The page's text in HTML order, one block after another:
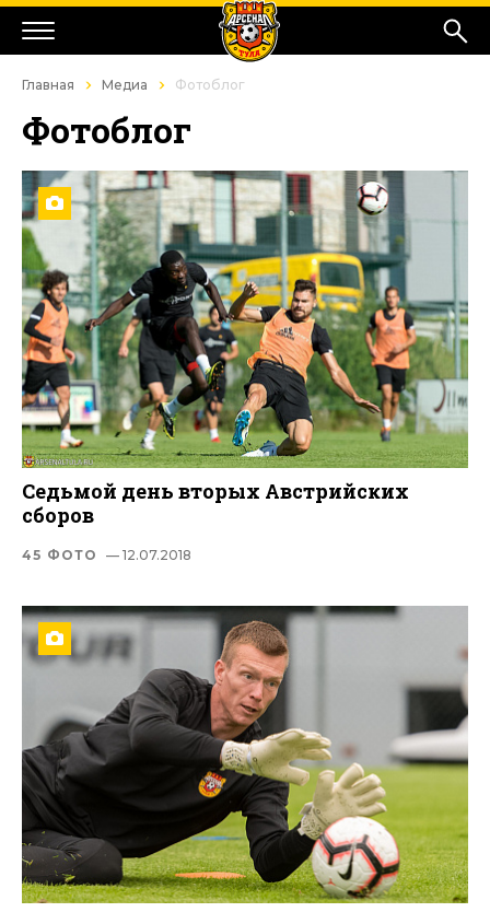
Главная Медиа Фотоблог
Фотоблог
Седьмой день вторых Австрийских
сборов
45 ФОТО — 12.07.2018